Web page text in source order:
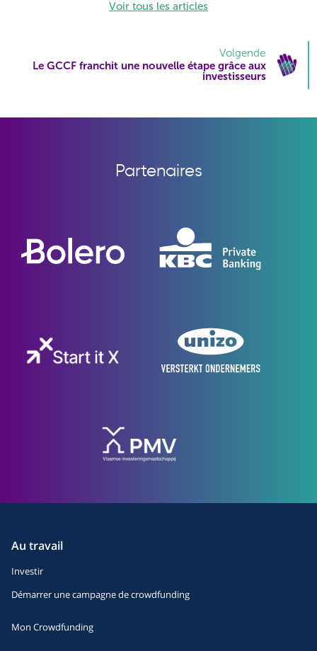
Voir tous les articles
Volgende
Le GCCF franchit une nouvelle étape grâce aux
investisseurs
Partenaires
Au travail
Investir
Démarrer une campagne de crowdfunding
Mon Crowdfunding